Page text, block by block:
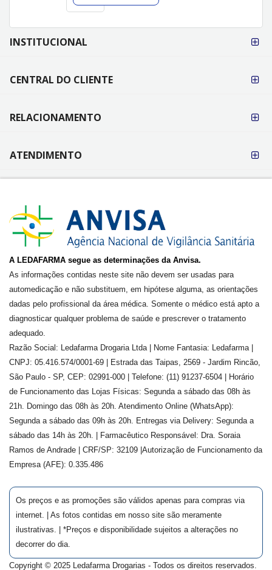
FORMAS DE
PAGAMENTO
INSTITUCIONAL
CENTRAL DO CLIENTE
RELACIONAMENTO
ATENDIMENTO
A LEDAFARMA segue as determinações da Anvisa.
As informações contidas neste site não devem ser usadas para
automedicação e não substituem, em hipótese alguma, as orientações
dadas pelo profissional da área médica. Somente o médico está apto a
diagnosticar qualquer problema de saúde e prescrever o tratamento
adequado.
Razão Social: Ledafarma Drogaria Ltda | Nome Fantasia: Ledafarma |
CNPJ: 05.416.574/0001-69 | Estrada das Taipas, 2569 - Jardim Rincão,
São Paulo - SP, CEP: 02991-000 | Telefone: (11) 91237-6504 | Horário
de Funcionamento das Lojas Físicas: Segunda a sábado das 08h às
21h. Domingo das 08h às 20h. Atendimento Online (WhatsApp):
Segunda a sábado das 09h às 20h. Entregas via Delivery: Segunda a
sábado das 14h às 20h. | Farmacêutico Responsável: Dra. Soraia
Ramos de Andrade
| CRF/SP: 32109 |Autorização de Funcionamento da
Empresa (AFE): 0.335.486
Os preços e as promoções são válidos apenas para compras via
internet. | As fotos contidas em nosso site são meramente
ilustrativas. | *Preços e disponibilidade sujeitos a alterações no
decorrer do dia.
Copyright © 2025 Ledafarma Drogarias - Todos os direitos reservados.